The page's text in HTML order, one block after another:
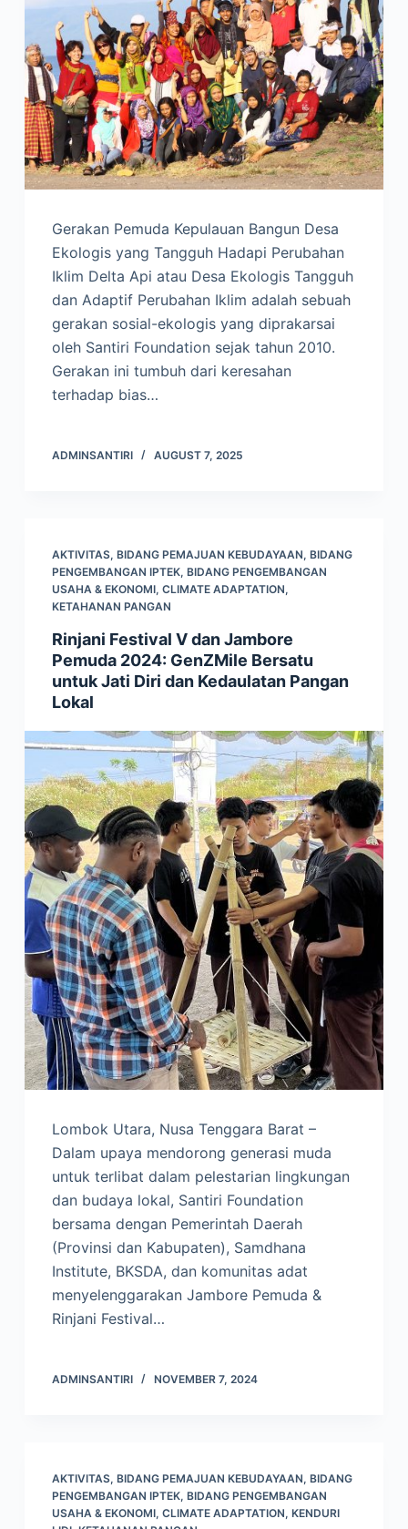
Gerakan Pemuda Kepulauan Bangun Desa
Ekologis yang Tangguh Hadapi Perubahan
Iklim Delta Api atau Desa Ekologis Tangguh
dan Adaptif Perubahan Iklim adalah sebuah
gerakan sosial-ekologis yang diprakarsai
oleh Santiri Foundation sejak tahun 2010.
Gerakan ini tumbuh dari keresahan
terhadap bias…
ADMINSANTIRI AUGUST 7, 2025
AKTIVITAS, BIDANG PEMAJUAN KEBUDAYAAN, BIDANG
PENGEMBANGAN IPTEK, BIDANG PENGEMBANGAN
USAHA & EKONOMI, CLIMATE ADAPTATION,
KETAHANAN PANGAN
Rinjani Festival V dan Jambore
Pemuda 2024: GenZMile Bersatu
untuk Jati Diri dan Kedaulatan Pangan
Lokal
Lombok Utara, Nusa Tenggara Barat –
Dalam upaya mendorong generasi muda
untuk terlibat dalam pelestarian lingkungan
dan budaya lokal, Santiri Foundation
bersama dengan Pemerintah Daerah
(Provinsi dan Kabupaten), Samdhana
Institute, BKSDA, dan komunitas adat
menyelenggarakan Jambore Pemuda &
Rinjani Festival…
ADMINSANTIRI NOVEMBER 7, 2024
AKTIVITAS, BIDANG PEMAJUAN KEBUDAYAAN, BIDANG
PENGEMBANGAN IPTEK, BIDANG PENGEMBANGAN
USAHA & EKONOMI, CLIMATE ADAPTATION, KENDURI